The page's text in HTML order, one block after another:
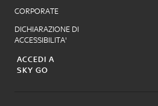
CORPORATE
DICHIARAZIONE DI
ACCESSIBILITA'
ACCEDI A
SKY GO